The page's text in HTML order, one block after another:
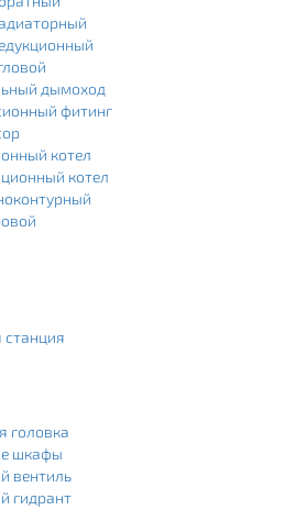
дымоход
фитинг
котел
котел
станция
головка
шкафы
вентиль
гидрант